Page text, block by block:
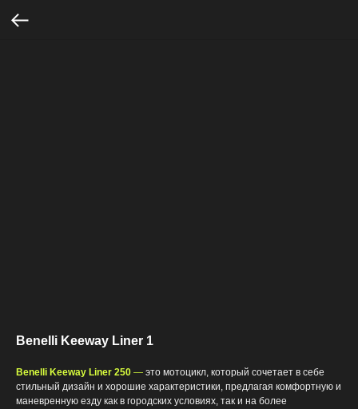
Benelli Keeway Liner 1
Benelli Keeway Liner 250 — это мотоцикл, который сочетает в себе
стильный дизайн и хорошие характеристики, предлагая комфортную и
маневренную езду как в городских условиях, так и на более